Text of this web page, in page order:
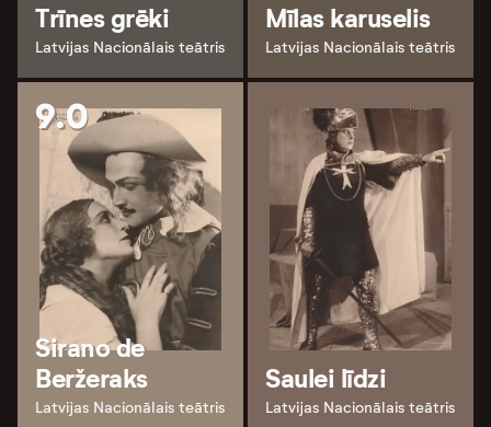
Trīnes grēki
Latvijas Nacionālais teātris
Mīlas karuselis
Latvijas Nacionālais teātris
9.0
Sirano de
Beržeraks
Latvijas Nacionālais teātris
Saulei līdzi
Latvijas Nacionālais teātris